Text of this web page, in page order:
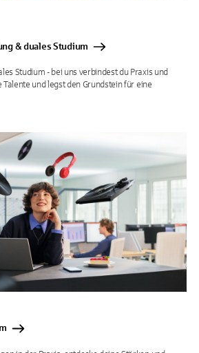
& duales Studium
Studium - bei uns verbindest du Praxis und
und legst den Grundstein für eine